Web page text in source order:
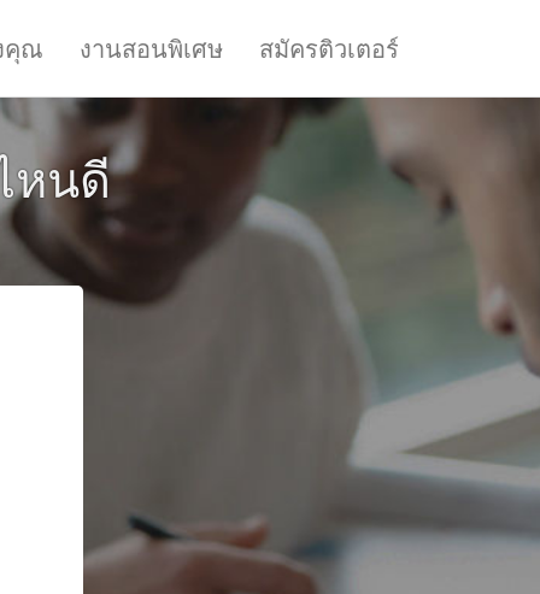
คุณ งานสอนพิเศษ สมัครติวเตอร์
หนดี